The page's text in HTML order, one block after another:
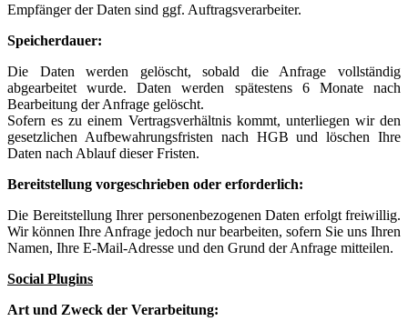
Empfänger der Daten sind ggf. Auftragsverarbeiter.
Speicherdauer:
Die Daten werden gelöscht, sobald die Anfrage vollständig
abgearbeitet wurde. Daten werden spätestens 6 Monate nach
Bearbeitung der Anfrage gelöscht.
Sofern es zu einem Vertragsverhältnis kommt, unterliegen wir den
gesetzlichen Aufbewahrungsfristen nach HGB und löschen Ihre
Daten nach Ablauf dieser Fristen.
Bereitstellung vorgeschrieben oder erforderlich:
Die Bereitstellung Ihrer personenbezogenen Daten erfolgt freiwillig.
Wir können Ihre Anfrage jedoch nur bearbeiten, sofern Sie uns Ihren
Namen, Ihre E-Mail-Adresse und den Grund der Anfrage mitteilen.
Social Plugins
Art und Zweck der Verarbeitung: